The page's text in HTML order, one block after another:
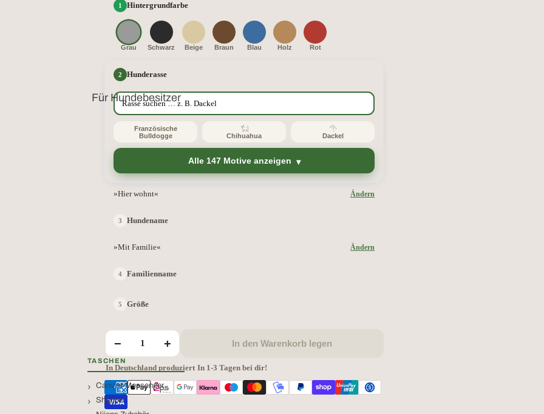
Für Hundebesitzer
TASCHEN
Canvas Messenger
Shopper
Hintergrundfarbe
Grau Schwarz Beige Braun Blau Holz Rot
Hunderasse
Französische
Bulldogge
Chihuahua Dackel
Alle 147 Motive anzeigen
»Hier wohnt« Ändern
Hundename
»Mit Familie« Ändern
Familienname
Größe
− + In den Warenkorb legen
In Deutschland produziert In 1-3 Tagen bei dir!